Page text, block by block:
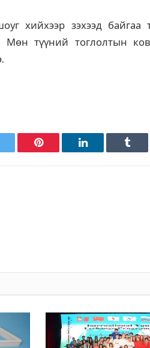
хийхээр зэхээд байгаа
Мөн түүний тоглолтын
Pinterest LinkedIn